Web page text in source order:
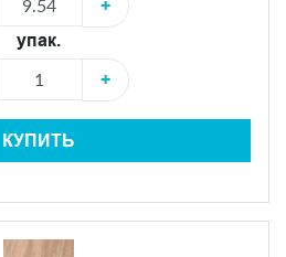
+
упак.
+
КУПИТЬ